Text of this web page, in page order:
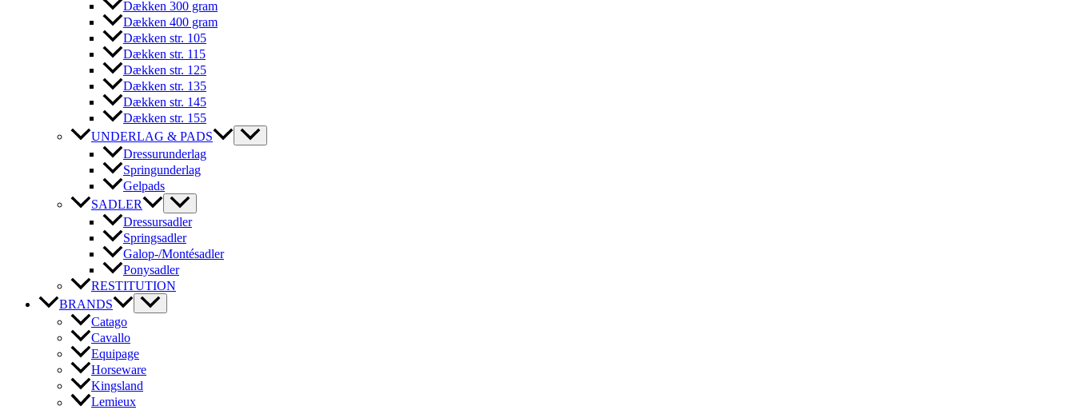
Dækken 300 gram
Dækken 400 gram
Dækken str. 105
Dækken str. 115
Dækken str. 125
Dækken str. 135
Dækken str. 145
Dækken str. 155
UNDERLAG & PADS
Dressurunderlag
Springunderlag
Gelpads
SADLER
Dressursadler
Springsadler
Galop-/Montésadler
Ponysadler
RESTITUTION
BRANDS
Catago
Cavallo
Equipage
Horseware
Kingsland
Lemieux